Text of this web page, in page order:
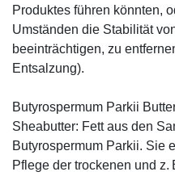
Produktes führen könnten,
Umständen die Stabilität
beeinträchtigen, zu
Entsalzung).
Butyrospermum Parkii
Sheabutter: Fett aus den
Butyrospermum Parkii. Sie
Pflege der trockenen und